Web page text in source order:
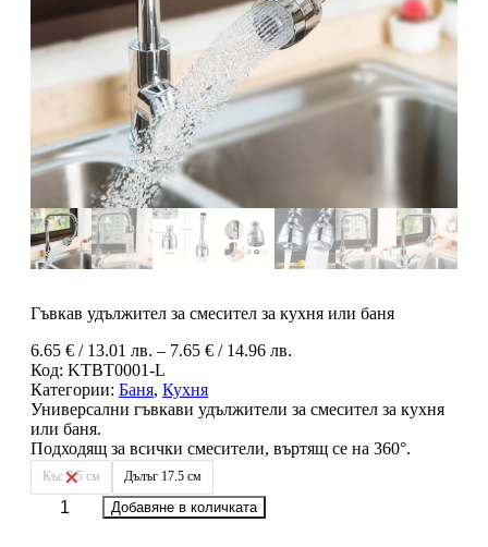
Гъвкав удължител за смесител за кухня или баня
6.65 € / 13.01 лв. – 7.65 € / 14.96 лв.
/
through
Код: KTBT0001-L
Категории: Баня, Кухня
Универсални гъвкави удължители за смесител за кухня
или баня.
Подходящ за всички смесители, въртящ се на 360°.
Къс 7.5 см Дълъг 17.5 см
количествоДобавяне в количката